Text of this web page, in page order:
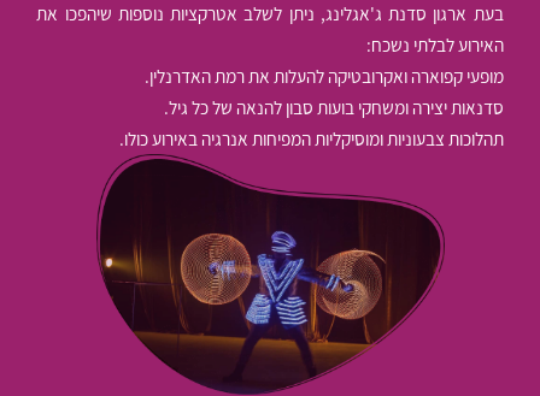
בעת ארגון סדנת ג'אגלינג, ניתן לשלב אטרקציות נוספות שיהפכו את
האירוע לבלתי נשכח:
מופעי קפוארה ואקרובטיקה להעלות את רמת האדרנלין.
סדנאות יצירה ומשחקי בועות סבון להנאה של כל גיל.
תהלוכות צבעוניות ומוסיקליות המפיחות אנרגיה באירוע כולו.